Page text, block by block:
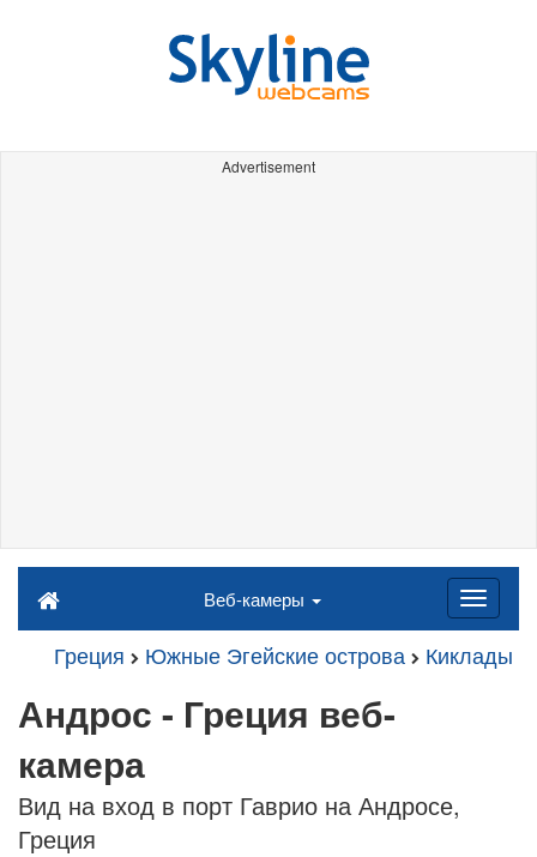
Advertisement
Веб-камеры
Греция Южные Эгейские острова Киклады
Андрос - Греция веб-
камера
Вид на вход в порт Гаврио на Андросе,
Греция